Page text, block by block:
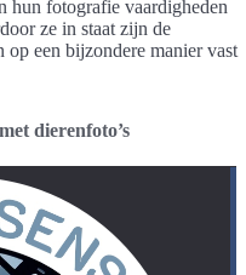
hun fotografie vaardigheden
ze in staat zijn de
op een bijzondere manier vast
dierenfoto’s